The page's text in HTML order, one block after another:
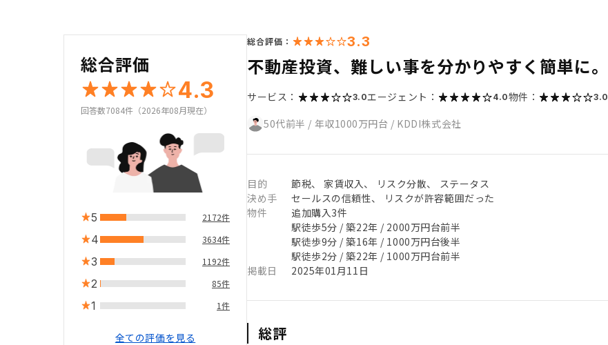
総合評価
4.3
回答数7084件（2026年08月現在）
5 2172件
4 3634件
3 1192件
2 85件
1 1件
全ての評価を見る
総合評価： 3.3
不動産投資、難しい事を分かりやすく簡単に。
サービス： 3.0エージェント： 4.0物件： 3.0
50代前半 / 年収1000万円台 / KDDI株式会社
目的
節税、 家賃収入、 リスク分散、 ステータス
決め手
セールスの信頼性、 リスクが許容範囲だった
物件
追加購入3件
駅徒歩5分 / 築22年 / 2000万円台前半
駅徒歩9分 / 築16年 / 1000万円台後半
駅徒歩2分 / 築22年 / 1000万円台前半
掲載日
2025年01月11日
総評